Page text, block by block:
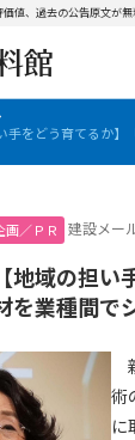
設資料館とは
京都の入札資料
土交通省の入札
見たもん勝ち
員登録について
ポーター会員一
、過去の公告原文が無料
をどう育てるか】
画／ＰＲ 建設メー
域の担い
を業種間で
術
に
的）
資料館が提供す
利用条件等につい
料館WEB上で随
ものとします。